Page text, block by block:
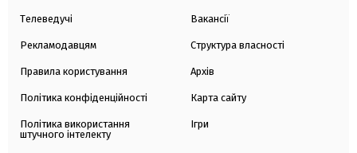
Телеведучі
Рекламодавцям
Правила користування
Політика конфіденційності
Політика використання
штучного інтелекту
Вакансії
Структура власності
Архів
Карта сайту
Ігри